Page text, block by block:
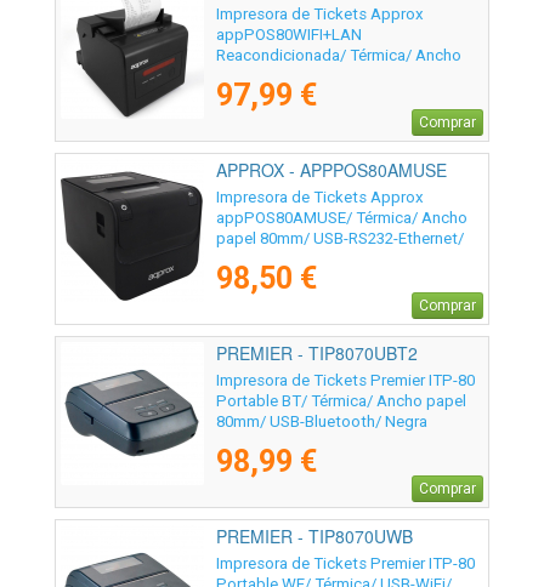
Impresora de Tickets Approx
appPOS80WIFI+LAN
Reacondicionada/ Térmica/ Ancho
RS232-RJ11/ Negra
97,99 €
Comprar
APPROX - APPPOS80AMUSE
Impresora de Tickets Approx
appPOS80AMUSE/ Térmica/ Ancho
papel 80mm/ USB-RS232-Ethernet/
98,50 €
Comprar
PREMIER - TIP8070UBT2
Impresora de Tickets Premier ITP-80
Portable BT/ Térmica/ Ancho papel
80mm/ USB-Bluetooth/ Negra
98,99 €
Comprar
PREMIER - TIP8070UWB
Impresora de Tickets Premier ITP-80